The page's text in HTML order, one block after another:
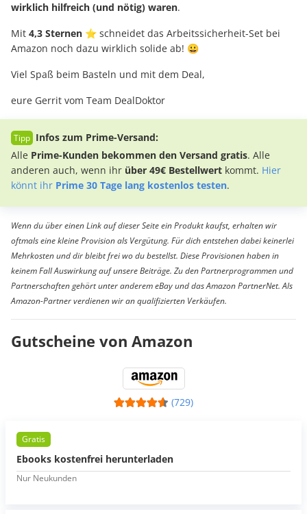
wirklich hilfreich (und nötig) waren.
Mit 4,3 Sternen ⭐ schneidet das Arbeitssicherheit-Set bei
Amazon noch dazu wirklich solide ab! 😀
Viel Spaß beim Basteln und mit dem Deal,
eure Gerrit vom Team DealDoktor
Infos zum Prime-Versand:
Alle Prime-Kunden bekommen den Versand gratis. Alle
anderen auch, wenn ihr über 49€ Bestellwert kommt. Hier
könnt ihr Prime 30 Tage lang kostenlos testen.
Wenn du über einen Link auf dieser Seite ein Produkt kaufst, erhalten wir
oftmals eine kleine Provision als Vergütung. Für dich entstehen dabei keinerlei
Mehrkosten und dir bleibt frei wo du bestellst. Diese Provisionen haben in
keinem Fall Auswirkung auf unsere Beiträge. Zu den Partnerprogrammen und
Partnerschaften gehört unter anderem eBay und das Amazon PartnerNet. Als
Amazon-Partner verdienen wir an qualifizierten Verkäufen.
Gutscheine von Amazon
(729)
Gratis
Ebooks kostenfrei herunterladen
Nur Neukunden